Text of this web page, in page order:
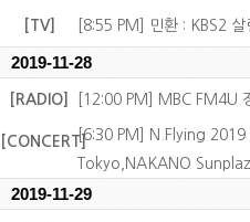
[TV] [8:55 PM] 민환 : KBS2
2019-11-28
[RADIO] [12:00 PM] MBC FM4U
[CONCERT][6:30 PM] N.Flying
Tokyo,NAKANO
2019-11-29